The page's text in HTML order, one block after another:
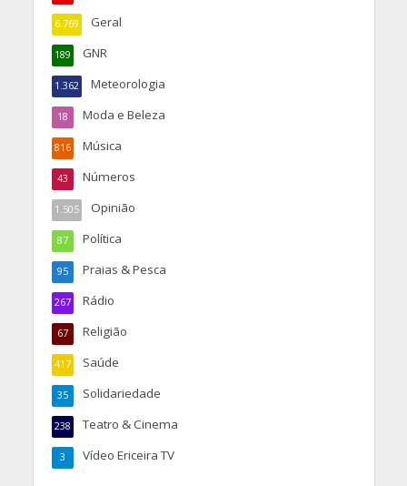
Geral
6.769
GNR
189
Meteorologia
1.362
Moda e Beleza
18
Música
816
Números
43
Opinião
1.505
Política
87
Praias & Pesca
95
Rádio
267
Religião
67
Saúde
417
Solidariedade
35
Teatro & Cinema
238
Vídeo Ericeira TV
3